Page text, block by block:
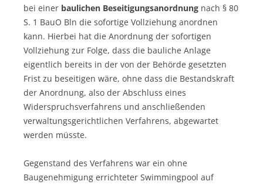
bei einer baulichen Beseitigungsanordnung nach § 80
S. 1 BauO Bln die sofortige Vollziehung anordnen
kann. Hierbei hat die Anordnung der sofortigen
Vollziehung zur Folge, dass die bauliche Anlage
eigentlich bereits in der von der Behörde gesetzten
Frist zu beseitigen wäre, ohne dass die Bestandskraft
der Anordnung, also der Abschluss eines
Widerspruchsverfahrens und anschließenden
verwaltungsgerichtlichen Verfahrens, abgewartet
werden müsste.
Gegenstand des Verfahrens war ein ohne
Baugenehmigung errichteter Swimmingpool auf